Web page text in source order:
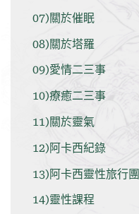
07)關於催眠
08)關於塔羅
09)愛情二三事
10)療癒二三事
11)關於靈氣
12)阿卡西紀錄
13)阿卡西靈性旅行團
14)靈性課程